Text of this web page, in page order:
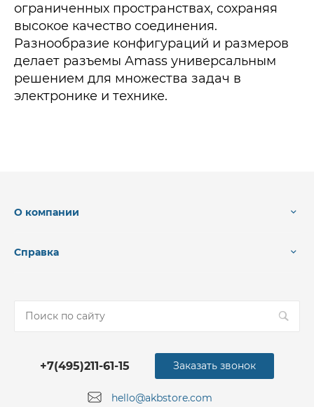
ограниченных пространствах, сохраняя
высокое качество соединения.
Разнообразие конфигураций и размеров
делает разъемы Amass универсальным
решением для множества задач в
электронике и технике.
О компании
Справка
+7(495)211-61-15
hello@akbstore.com
Заказать звонок